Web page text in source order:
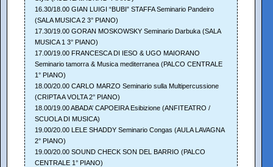
16.30/18.00 GIAN LUIGI “BUBI” STAFFA Seminario Pandeiro
(SALA MUSICA 2 3° PIANO)
17.30/19.00 GORAN MOSKOWSKY Seminario Darbuka (SALA
MUSICA 1 3° PIANO)
17.00/19.00 FRANCESCA DI IESO & UGO MAIORANO
Seminario tamorra & Musica mediterranea (PALCO CENTRALE
1° PIANO)
18.00/20.00 CARLO MARZO Seminario sulla Multipercussione
(CRIPTA A VOLTA 2° PIANO)
18.00/19.00 ABADA’ CAPOEIRA Esibizione (ANFITEATRO /
SCUOLA DI MUSICA)
19.00/20.00 LELE SHADDY Seminario Congas (AULA LAVAGNA
2° PIANO)
19.00/20.00 SOUND CHECK SON DEL BARRIO (PALCO
CENTRALE 1° PIANO)